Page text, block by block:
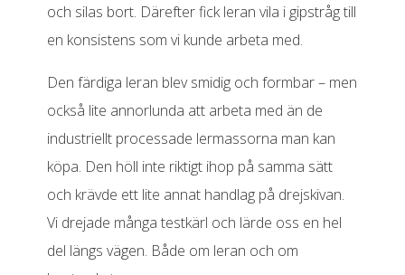
och silas bort. Därefter fick leran vila i gipstråg till
en konsistens som vi kunde arbeta med.
Den färdiga leran blev smidig och formbar – men
också lite annorlunda att arbeta med än de
industriellt processade lermassorna man kan
köpa. Den höll inte riktigt ihop på samma sätt
och krävde ett lite annat handlag på drejskivan.
Vi drejade många testkärl och lärde oss en hel
del längs vägen. Både om leran och om